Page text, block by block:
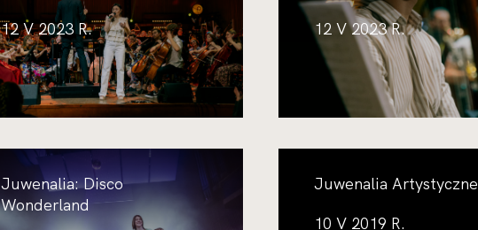
12 V 2023 R.
12 V 2023 R.
Juwenalia: Disco
Wonderland
Juwenalia Artystyczne
10 V 2019 R.